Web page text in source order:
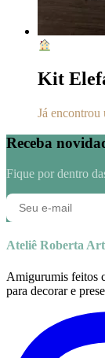
Kit
Já encontrou
Receba
Fique por dentro
Ateliê Roberta
Amigurumis feitos
para decorar e